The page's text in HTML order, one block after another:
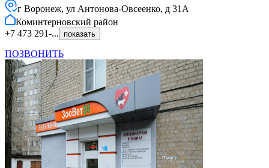
г Воронеж, ул Антонова-Овсеенко, д 31А
Коминтерновский район
+7 473 291-...
показать
ПОЗВОНИТЬ